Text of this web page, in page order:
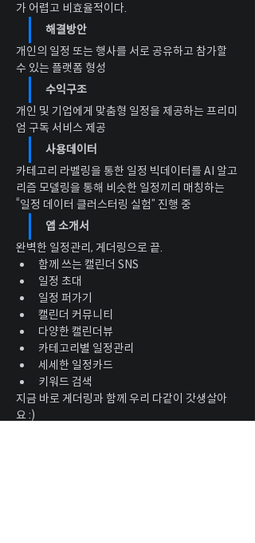
가 어렵고 비효율적이다.
해결방안
개인의 일정 또는 행사를 서로 공유하고 참가할
수 있는 플랫폼 형성
수익구조
개인 및 기업에게 맞춤형 일정을 제공하는 프리미
엄 구독 서비스 제공
사용데이터
카테고리 라벨링을 통한 일정 빅데이터를 AI 알고
리즘 모델링을 통해 비슷한 일정끼리 매칭하는
“일정 데이터 클러스터링 실험” 진행 중
앱 소개서
완벽한 일정관리, 게더링으로 끝.
함께 쓰는 캘린더 SNS
일정 초대
일정 퍼가기
캘린더 커뮤니티
다양한 캘린더뷰
카테고리별 일정관리
세세한 일정카드
키워드 검색
지금 바로 게더링과 함께 우리 다같이 갓생살아
요 :)